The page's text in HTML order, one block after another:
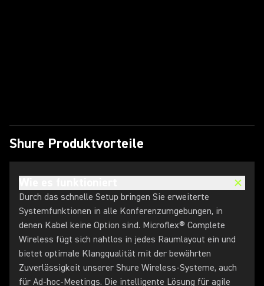
Shure Produktvorteile
Durch das schnelle Setup bringen Sie erweiterte
Systemfunktionen in alle Konferenzumgebungen, in
denen Kabel keine Option sind. Microflex® Complete
Wireless fügt sich nahtlos in jedes Raumlayout ein und
bietet optimale Klangqualität mit der bewährten
Zuverlässigkeit unserer Shure Wireless-Systeme, auch
für Ad-hoc-Meetings. Die intelligente Lösung für agile